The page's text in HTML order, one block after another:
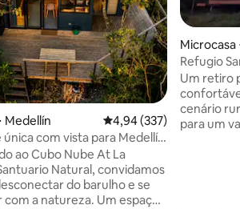
Medellín 4,94 de uma avaliação
4,94 (337)
única com vista para Medellín
solao Cubo Nube At La
Natural, convidamos
do barulho e se
a natureza. Um espaço
Microcasa
Refugio
perto de
Um retiro
cenário
para um